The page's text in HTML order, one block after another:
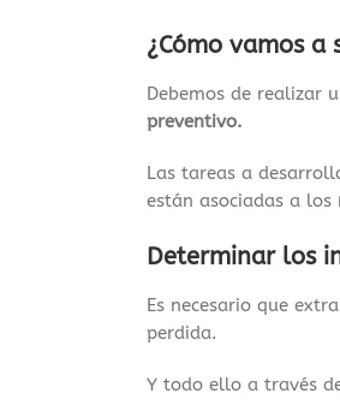
¿Cómo vamos
Debemos de realizar
preventivo.
Las tareas a
están asociadas a los
Determinar los
Es necesario que
perdida.
Y todo ello a través